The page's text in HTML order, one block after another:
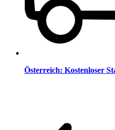
Österreich: Kostenloser